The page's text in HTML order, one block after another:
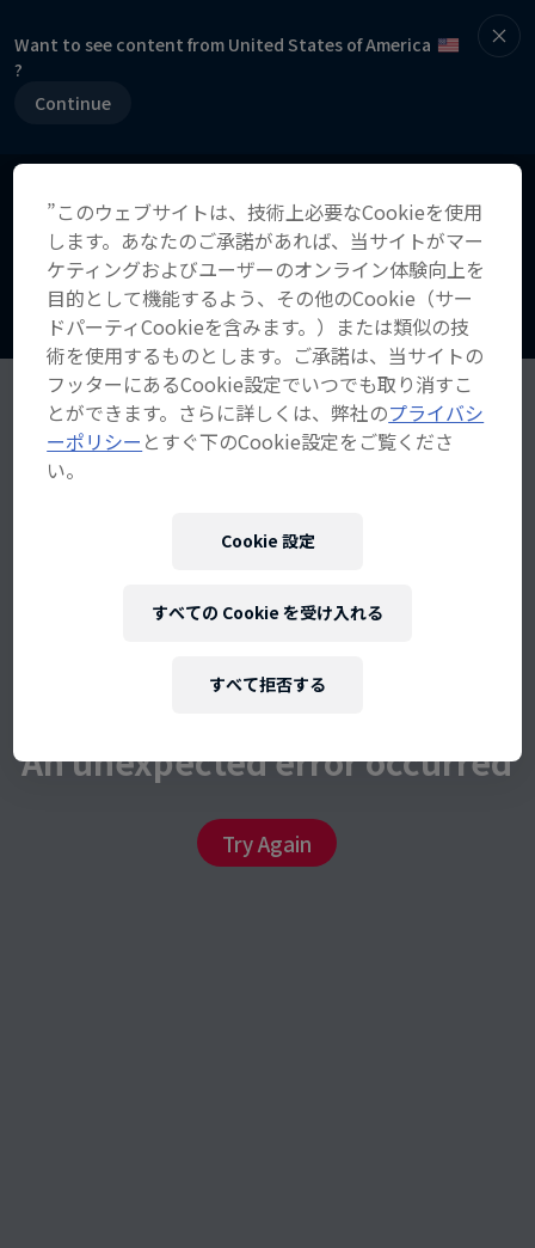
Want to see content from United States of America
?
Continue
An unexpected error occurred
Try Again
”このウェブサイトは、技術上必要なCookieを使用
します。あなたのご承諾があれば、当サイトがマー
ケティングおよびユーザーのオンライン体験向上を
目的として機能するよう、その他のCookie（サー
ドパーティCookieを含みます。）または類似の技
術を使用するものとします。ご承諾は、当サイトの
フッターにあるCookie設定でいつでも取り消すこ
とができます。さらに詳しくは、弊社のプライバシ
ーポリシー とすぐ下のCookie設定をご覧くださ
い。
Cookie 設定
すべて拒否する
すべての Cookie を受け入れる